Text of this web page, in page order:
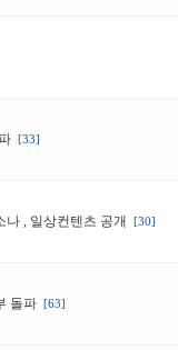
[33]
, 일상컨텐츠 공개 [30]
돌파 [63]